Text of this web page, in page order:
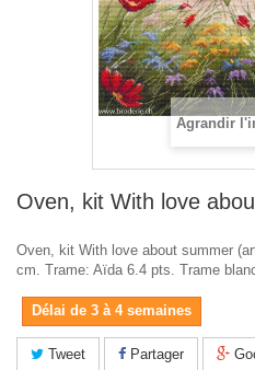
Agrandir
Oven, kit With love
Oven, kit With love about summer
cm. Trame: Aïda 6.4 pts. Trame
Délai de 3 à 4 semaines
Tweet Partager